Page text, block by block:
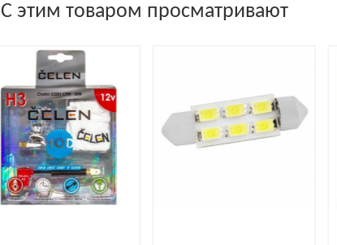
С этим товаром просматривают